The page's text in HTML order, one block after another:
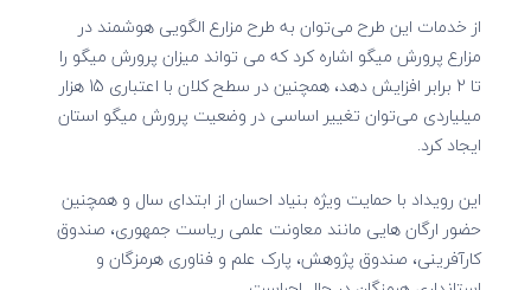
از خدمات این طرح می‌توان به طرح مزارع الگویی هوشمند در
مزارع پرورش میگو اشاره کرد که می تواند میزان پرورش میگو را
تا 2 برابر افزایش دهد، همچنین در سطح کلان با اعتباری 15 هزار
میلیاردی می‌توان تغییر اساسی در وضعیت پرورش میگو استان
ایجاد کرد.
این رویداد با حمایت ویژه بنیاد احسان از ابتدای سال و همچنین
حضور ارگان هایی مانند معاونت علمی ریاست جمهوری، صندوق
کارآفرینی، صندوق پژوهش، پارک علم و فناوری هرمزگان و